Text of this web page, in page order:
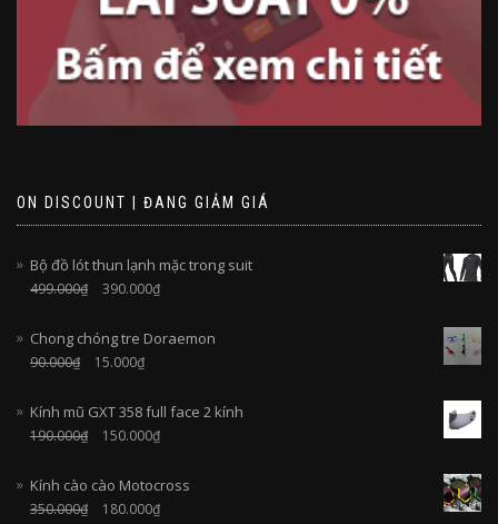
ON DISCOUNT | ĐANG GIẢM GIÁ
Bộ đồ lót thun lạnh mặc trong suit
499.000₫ 390.000₫
Chong chóng tre Doraemon
90.000₫ 15.000₫
Kính mũ GXT 358 full face 2 kính
190.000₫ 150.000₫
Kính cào cào Motocross
350.000₫ 180.000₫